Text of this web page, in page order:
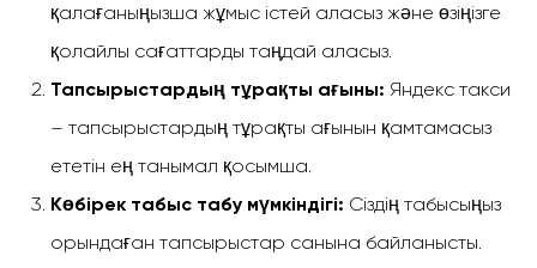
қалағаныңызша жұмыс істей аласыз және өзіңізге
қолайлы сағаттарды таңдай аласыз.
Тапсырыстардың тұрақты ағыны: Яндекс такси
– тапсырыстардың тұрақты ағынын қамтамасыз
ететін ең танымал қосымша.
Көбірек табыс табу мүмкіндігі: Сіздің табысыңыз
орындаған тапсырыстар санына байланысты.